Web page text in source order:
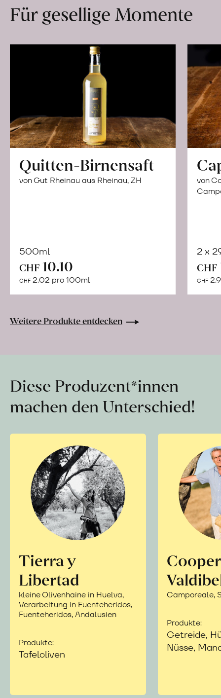
Für gesellige Momente
Quitten-Birnensaft
von Gut Rheinau aus Rheinau, ZH
500ml
CHF 10.10
CHF 2.02 pro 100ml
Warenkorb
von
2 x
CHF
CHF
Weitere Produkte entdecken
Diese Produzent*innen
machen den Unterschied!
Tierra y
Libertad
kleine Olivenhaine in Huelva,
Verarbeitung in Fuenteheridos,
Fuenteheridos, Andalusien
Produkte:
Tafeloliven
Camporeale,
Produkte:
Getreide,
Nüsse,